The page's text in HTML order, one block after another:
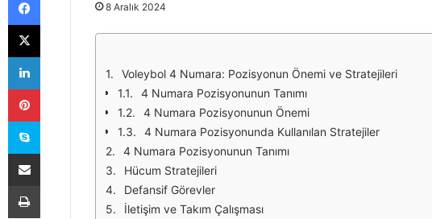
8 Aralık 2024
Voleybol 4 Numara: Pozisyonun Önemi ve Stratejileri
4 Numara Pozisyonunun Tanımı
4 Numara Pozisyonunun Önemi
4 Numara Pozisyonunda Kullanılan Stratejiler
4 Numara Pozisyonunun Tanımı
Hücum Stratejileri
Defansif Görevler
İletişim ve Takım Çalışması
X
LinkedIn
Pinterest
Skype
E-Posta ile paylaş